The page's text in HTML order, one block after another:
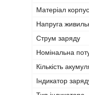
Матеріал
Напруга
Струм заряду
Номінальна
Кількість
Індикатор